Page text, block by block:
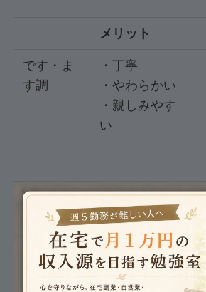
メリット
です・ま
す調
・丁寧
・やわらかい
・親しみやす
い
だ・であ
る調
・説得力を感
じる
・格調高い
・単調になり
にくい